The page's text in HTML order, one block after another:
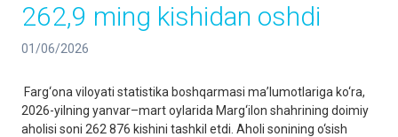
262,9 ming kishidan oshdi
01/06/2026
Farg‘ona viloyati statistika boshqarmasi ma’lumotlariga ko‘ra,
2026-yilning yanvar–mart oylarida Marg‘ilon shahrining doimiy
aholisi soni 262 876 kishini tashkil etdi. Aholi sonining o‘sish